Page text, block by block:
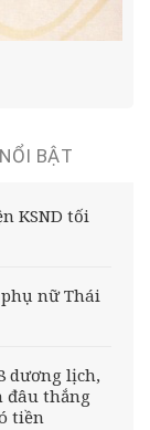
BẬT
KSND tối
nữ Thái
dương lịch,
đâu thắng
tiền